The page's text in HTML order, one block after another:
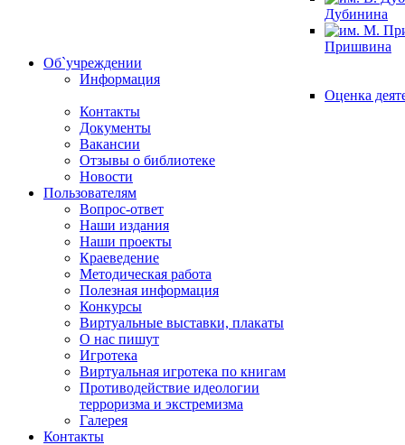
Дубинина
Пришвина
Об`учреждении
Информация
Оценка
Контакты
Документы
Вакансии
Отзывы о библиотеке
Новости
Пользователям
Вопрос-ответ
Наши издания
Наши проекты
Краеведение
Методическая работа
Полезная информация
Конкурсы
Виртуальные выставки, плакаты
О нас пишут
Игротека
Виртуальная игротека по книгам
Противодействие идеологии
терроризма и экстремизма
Галерея
Контакты